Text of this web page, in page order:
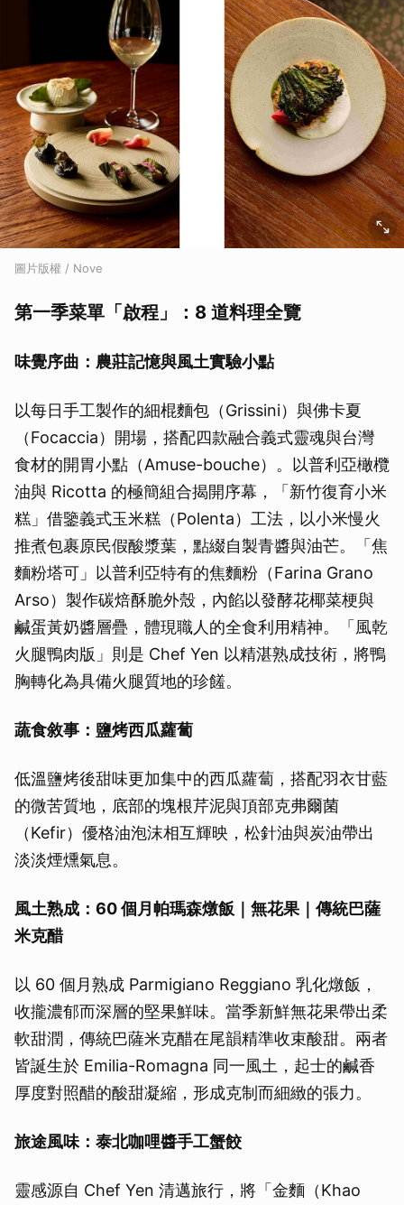
圖片版權 / Nove
第一季菜單「啟程」：8 道料理全覽
味覺序曲：農莊記憶與風土實驗小點
以每日手工製作的細棍麵包（Grissini）與佛卡夏
（Focaccia）開場，搭配四款融合義式靈魂與台灣
食材的開胃小點（Amuse-bouche）。以普利亞橄欖
油與 Ricotta 的極簡組合揭開序幕，「新竹復育小米
糕」借鑒義式玉米糕（Polenta）工法，以小米慢火
推煮包裹原民假酸漿葉，點綴自製青醬與油芒。「焦
麵粉塔可」以普利亞特有的焦麵粉（Farina Grano
Arso）製作碳焙酥脆外殼，內餡以發酵花椰菜梗與
鹹蛋黃奶醬層疊，體現職人的全食利用精神。「風乾
火腿鴨肉版」則是 Chef Yen 以精湛熟成技術，將鴨
胸轉化為具備火腿質地的珍饈。
蔬食敘事：鹽烤西瓜蘿蔔
低溫鹽烤後甜味更加集中的西瓜蘿蔔，搭配羽衣甘藍
的微苦質地，底部的塊根芹泥與頂部克弗爾菌
（Kefir）優格油泡沫相互輝映，松針油與炭油帶出
淡淡煙燻氣息。
風土熟成：60 個月帕瑪森燉飯｜無花果｜傳統巴薩
米克醋
以 60 個月熟成 Parmigiano Reggiano 乳化燉飯，
收攏濃郁而深層的堅果鮮味。當季新鮮無花果帶出柔
軟甜潤，傳統巴薩米克醋在尾韻精準收束酸甜。兩者
皆誕生於 Emilia-Romagna 同一風土，起士的鹹香
厚度對照醋的酸甜凝縮，形成克制而細緻的張力。
旅途風味：泰北咖哩醬手工蟹餃
靈感源自 Chef Yen 清邁旅行，將「金麵（Khao